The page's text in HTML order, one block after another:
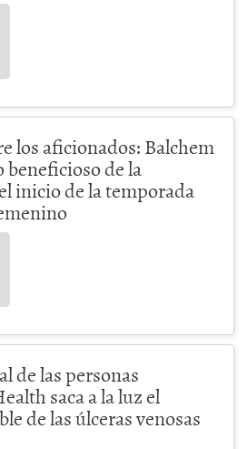
los aficionados: Balchem
beneficioso de la
inicio de la temporada
de las personas
saca a la luz el
de las úlceras venosas